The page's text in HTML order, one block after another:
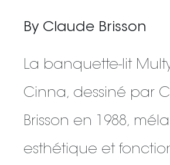
By Claude Brisson
La banquette-lit
Cinna, dessiné par
Brisson en 1988,
esthétique et